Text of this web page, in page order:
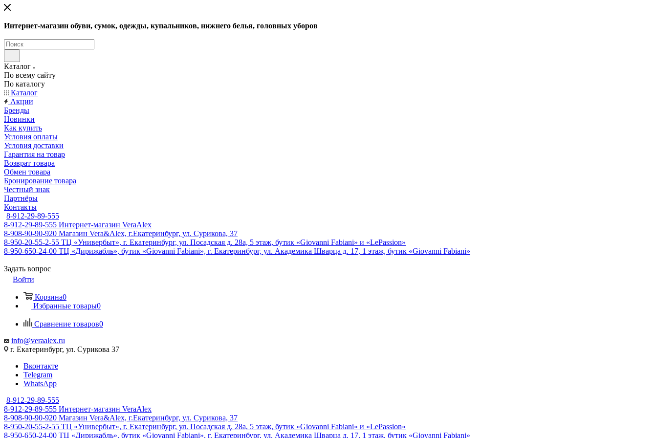
Интернет-магазин обуви, сумок, одежды, купальников, нижнего белья, головных уборов
Каталог
По всему сайту
По каталогу
Каталог
Акции
Бренды
Новинки
Как купить
Условия оплаты
Условия доставки
Гарантия на товар
Возврат товара
Обмен товара
Бронирование товара
Честный знак
Партнёры
Контакты
8-912-29-89-555
8-912-29-89-555 Интернет-магазин VeraAlex
8-908-90-90-920 Магазин Vera&Alex, г.Екатеринбург, ул. Сурикова, 37
8-950-20-55-2-55 ТЦ «Универбыт», г. Екатеринбург, ул. Посадская д. 28а, 5 этаж, бутик «Giovanni Fabiani» и «LePassion»
8-950-650-24-00 ТЦ «Дирижабль», бутик «Giovanni Fabiani», г. Екатеринбург, ул. Академика Шварца д. 17, 1 этаж, бутик «Giovanni Fabiani»
Задать вопрос
Войти
Корзина0
Избранные товары0
Сравнение товаров0
info@veraalex.ru
г. Екатеринбург, ул. Сурикова 37
Вконтакте
Telegram
WhatsApp
8-912-29-89-555
8-912-29-89-555 Интернет-магазин VeraAlex
8-908-90-90-920 Магазин Vera&Alex, г.Екатеринбург, ул. Сурикова, 37
8-950-20-55-2-55 ТЦ «Универбыт», г. Екатеринбург, ул. Посадская д. 28а, 5 этаж, бутик «Giovanni Fabiani» и «LePassion»
8-950-650-24-00 ТЦ «Дирижабль», бутик «Giovanni Fabiani», г. Екатеринбург, ул. Академика Шварца д. 17, 1 этаж, бутик «Giovanni Fabiani»